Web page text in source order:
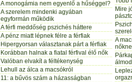
A monogámia nem egyenlő a hűséggel?
A szerelem mindenki agyában
egyformán működik
A férfi meddőség pszichés háttere
A pénz miatt lépnek félre a férfiak
Hipergyorsan választanak párt a férfiak
Korábban halnak a fiatal férfival élő nők
Valóban elvakít a féltékenység
Lehull az álca a macsókról
11: a bűvös szám a házasságban
Mire
A